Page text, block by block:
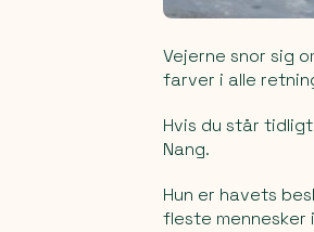
Vejerne snor sig
farver i alle
Hvis du står
Nang.
Hun er havets
fleste mennesker